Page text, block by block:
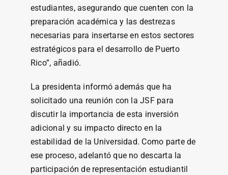
estudiantes, asegurando que cuenten con la
preparación académica y las destrezas
necesarias para insertarse en estos sectores
estratégicos para el desarrollo de Puerto
Rico”, añadió.
La presidenta informó además que ha
solicitado una reunión con la JSF para
discutir la importancia de esta inversión
adicional y su impacto directo en la
estabilidad de la Universidad. Como parte de
ese proceso, adelantó que no descarta la
participación de representación estudiantil